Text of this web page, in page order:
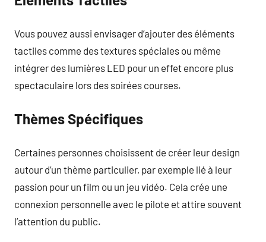
Vous pouvez aussi envisager d’ajouter des éléments
tactiles comme des textures spéciales ou même
intégrer des lumières LED pour un effet encore plus
spectaculaire lors des soirées courses.
Thèmes Spécifiques
Certaines personnes choisissent de créer leur design
autour d’un thème particulier, par exemple lié à leur
passion pour un film ou un jeu vidéo. Cela crée une
connexion personnelle avec le pilote et attire souvent
l’attention du public.